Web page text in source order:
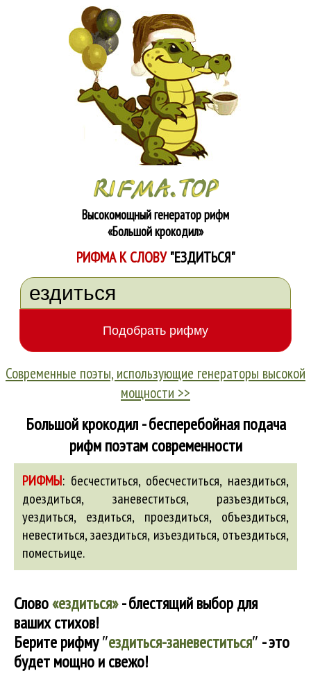
Высокомощный генератор рифм
«Большой крокодил»
РИФМА К СЛОВУ"ЕЗДИТЬСЯ"
Современные поэты, использующие генераторы высокой
мощности >>
Большой крокодил - бесперебойная подача
рифм поэтам современности
РИФМЫ: бесчеститься, обесчеститься, наездиться,
доездиться, заневеститься, разъездиться,
уездиться, ездиться, проездиться, объездиться,
невеститься,заездиться, изъездиться,отъездиться,
поместьице.
Слово«ездиться»- блестящий выбор для
ваших стихов!
Берите рифму″ездиться-заневеститься″ - это
будет мощно и свежо!